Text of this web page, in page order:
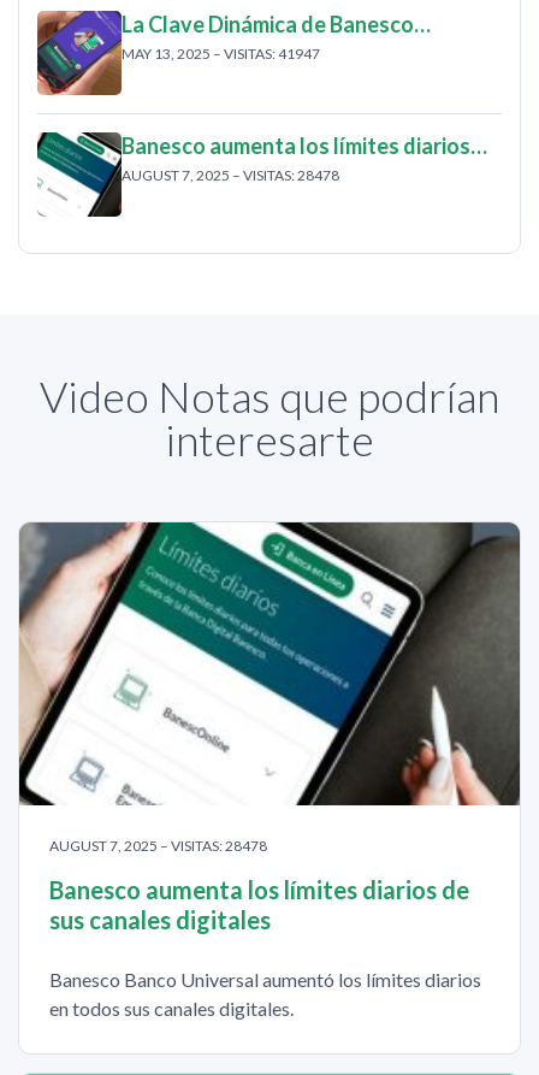
La Clave Dinámica de Banesco…
MAY 13, 2025 – VISITAS: 41947
Banesco aumenta los límites diarios…
AUGUST 7, 2025 – VISITAS: 28478
Video Notas que podrían
interesarte
AUGUST 7, 2025 – VISITAS: 28478
Banesco aumenta los límites diarios de
sus canales digitales
Banesco Banco Universal aumentó los límites diarios
en todos sus canales digitales.